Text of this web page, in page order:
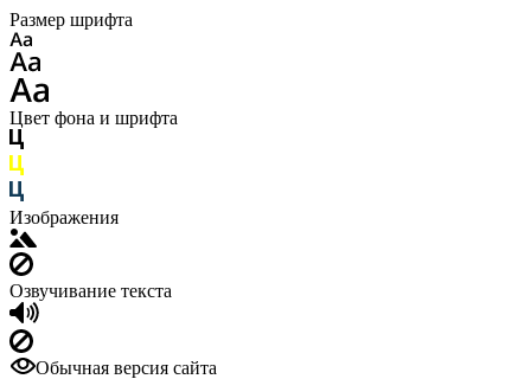
Размер шрифта
Цвет фона и шрифта
Изображения
Озвучивание текста
Обычная версия сайта